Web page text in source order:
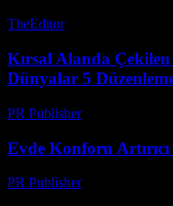
TheEditor-
Kırsal Alanda
Dünyalar 5
PR Publisher-
Evde Konforu
PR Publisher-